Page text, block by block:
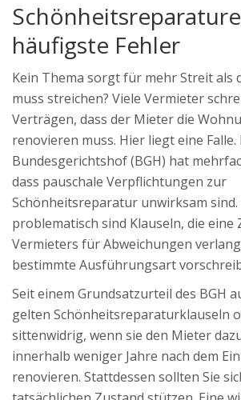
häufigste Fehler
Kein Thema sorgt für mehr Streit als
muss streichen? Viele Vermieter
Verträgen, dass der Mieter die
renovieren muss. Hier liegt eine Falle.
Bundesgerichtshof (BGH) hat
dass pauschale Verpflichtungen zur
Schönheitsreparatur unwirksam sind.
problematisch sind Klauseln, die eine
Vermieters für Abweichungen
bestimmte Ausführungsart
Seit einem Grundsatzurteil des BGH
gelten Schönheitsreparaturklauseln
sittenwidrig, wenn sie den Mieter
innerhalb weniger Jahre nach dem
renovieren. Stattdessen sollten Sie